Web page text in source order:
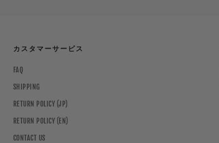
カスタマーサービス
FAQ
SHIPPING
RETURN POLICY (JP)
RETURN POLICY (EN)
CONTACT US